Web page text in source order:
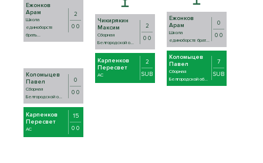
Ежонков
Арам
Школа
единоборств
брать...
2
0 0
Коломыцев
Павел
Сборная
Белгородской о...
0
0 0
Карпенков
Пересвет
AC
15
0 0
Чикирякин
Максим
Сборная
Белгородской о...
2
0 0
Карпенков
Пересвет
AC
2
SUB
Ежонков
Арам
Школа
единоборств брат...
0
0 0
Коломыцев
Павел
Сборная
Белгородской об...
7
SUB